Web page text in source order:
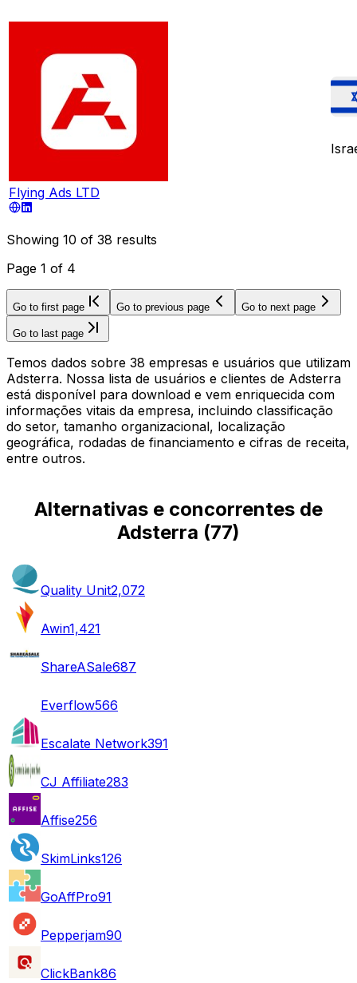
Flying Ads LTD
Showing 10 of 38 results
Page 1 of 4
Go to first page Go to previous page Go to next page
Go to last page
Temos dados sobre 38 empresas e usuários que utilizam
Adsterra. Nossa lista de usuários e clientes de Adsterra
está disponível para download e vem enriquecida com
informações vitais da empresa, incluindo classificação
do setor, tamanho organizacional, localização
geográfica, rodadas de financiamento e cifras de receita,
entre outros.
Alternativas e concorrentes de
Adsterra (77)
Quality Unit2,072
Awin1,421
ShareASale687
Everflow566
Escalate Network391
CJ Affiliate283
Affise256
SkimLinks126
GoAffPro91
Pepperjam90
ClickBank86